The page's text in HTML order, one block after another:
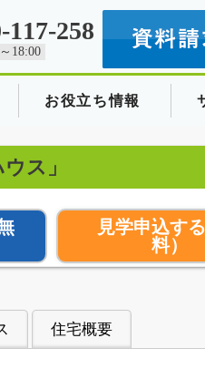
117-258
18:00
お役立ち情報
ス」
見学申込する
料）
住宅概要